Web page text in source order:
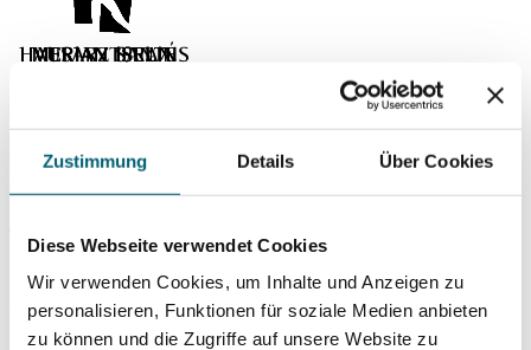
Zustimmung Details Über Cookies
Diese Webseite verwendet Cookies
Wir verwenden Cookies, um Inhalte und Anzeigen zu
personalisieren, Funktionen für soziale Medien anbieten
zu können und die Zugriffe auf unsere Website zu
Turniersieg für Mika Brunold in Antalya
Beim M25-Future-Turnier in der Türkei konnte Mika am Sonntag
den vierten Turniersieg seiner Karriere und den Zweiten auf M25-
Stufe feiern.